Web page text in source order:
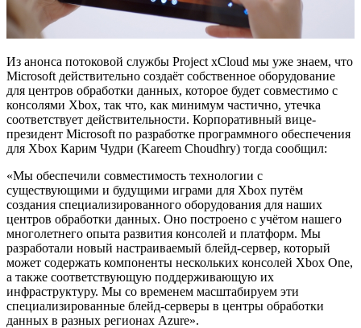
Из анонса потоковой службы Project xCloud мы уже знаем, что
Microsoft действительно создаёт собственное оборудование
для центров обработки данных, которое будет совместимо с
консолями Xbox, так что, как минимум частично, утечка
соответствует действительности. Корпоративный вице-
президент Microsoft по разработке программного обеспечения
для Xbox Карим Чудри (Kareem Choudhry) тогда сообщил:
«Мы обеспечили совместимость технологии с
существующими и будущими играми для Xbox путём
создания специализированного оборудования для наших
центров обработки данных. Оно построено с учётом нашего
многолетнего опыта развития консолей и платформ. Мы
разработали новый настраиваемый блейд-сервер, который
может содержать компоненты нескольких консолей Xbox One,
а также соответствующую поддерживающую их
инфраструктуру. Мы со временем масштабируем эти
специализированные блейд-серверы в центры обработки
данных в разных регионах Azure».